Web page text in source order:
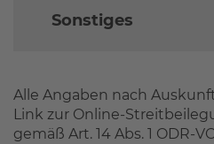
Sonstiges
Alle Angaben nach
Link zur Online-
gemäß Art. 14 Abs. 1 ODR-